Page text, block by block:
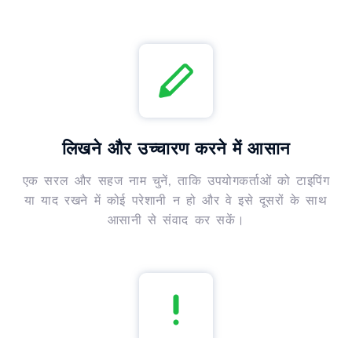
लिखने और उच्चारण करने में आसान
एक सरल और सहज नाम चुनें, ताकि उपयोगकर्ताओं को टाइपिंग
या याद रखने में कोई परेशानी न हो और वे इसे दूसरों के साथ
आसानी से संवाद कर सकें।